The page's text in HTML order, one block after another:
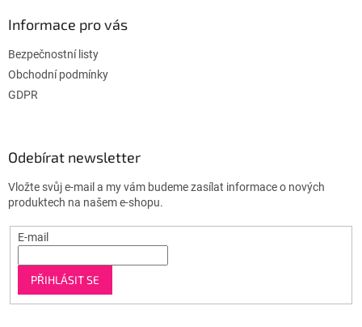
Informace pro vás
Bezpečnostní listy
Obchodní podmínky
GDPR
Odebírat newsletter
Vložte svůj e-mail a my vám budeme zasílat informace o nových
produktech na našem e-shopu.
E-mail
PŘIHLÁSIT SE